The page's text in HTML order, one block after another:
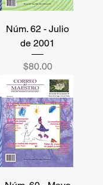
Núm. 62 - Julio
de 2001
Precio
$80.00